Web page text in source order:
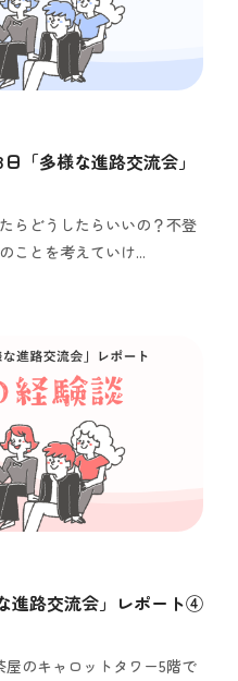
「多様な進路交流会」
らどうしたらいいの？不登
ことを考えていけ...
進路交流会」レポート④
のキャロットタワー5階で